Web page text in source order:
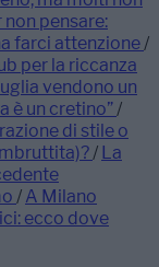
pensare:
farci attenzione/
per la riccanza
vendono un
è un cretino”/
di stile o
/ La
/ A Milano
ecco dove